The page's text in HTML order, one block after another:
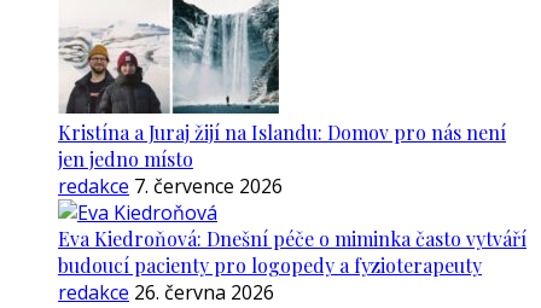
Kristína a Juraj žijí na Islandu: Domov pro nás není
jen jedno místo
redakce 7. července 2026
Eva Kiedroňová: Dnešní péče o miminka často vytváří
budoucí pacienty pro logopedy a fyzioterapeuty
redakce 26. června 2026